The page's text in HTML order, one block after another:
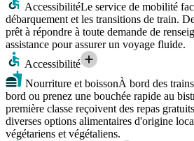
AccessibilitéLe service de mobilité
débarquement et les transitions de train.
prêt à répondre à toute demande de
assistance pour assurer un voyage fluide.
Accessibilité
Nourriture et boissonÀ bord des
bord ou prenez une bouchée rapide au
première classe reçoivent des repas
diverses options alimentaires d'origine
végétariens et végétaliens.